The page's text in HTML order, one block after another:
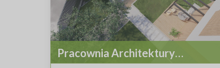
Pracownia Architektury